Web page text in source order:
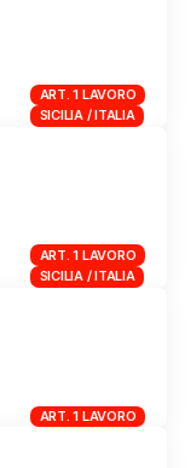
ART. 1 LAVORO
SICILIA / ITALIA
ART. 1 LAVORO
SICILIA / ITALIA
ART. 1 LAVORO